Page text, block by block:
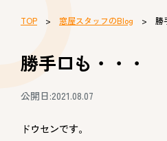
TOP > 窓屋スタッフのBlog > 勝
勝手口も・・・
公開日:2021.08.07
ドウセンです。